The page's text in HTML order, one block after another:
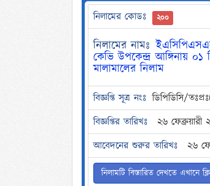
নিলামের কোডঃ ২০০
নিলামের নামঃ
কেভি উপকেন্দ্র আঙ্গিনায়
মালামালের নিলাম
বিজ্ঞপ্তি সূত্র নংঃ ডিপিডিসি/
বিজ্ঞপ্তির তারিখঃ
২৬ ফেব্রুয়ারী
আবেদনের শুরুর তারিখঃ
২৬
নিলামটি বিস্তারিত দেখতে এখানে